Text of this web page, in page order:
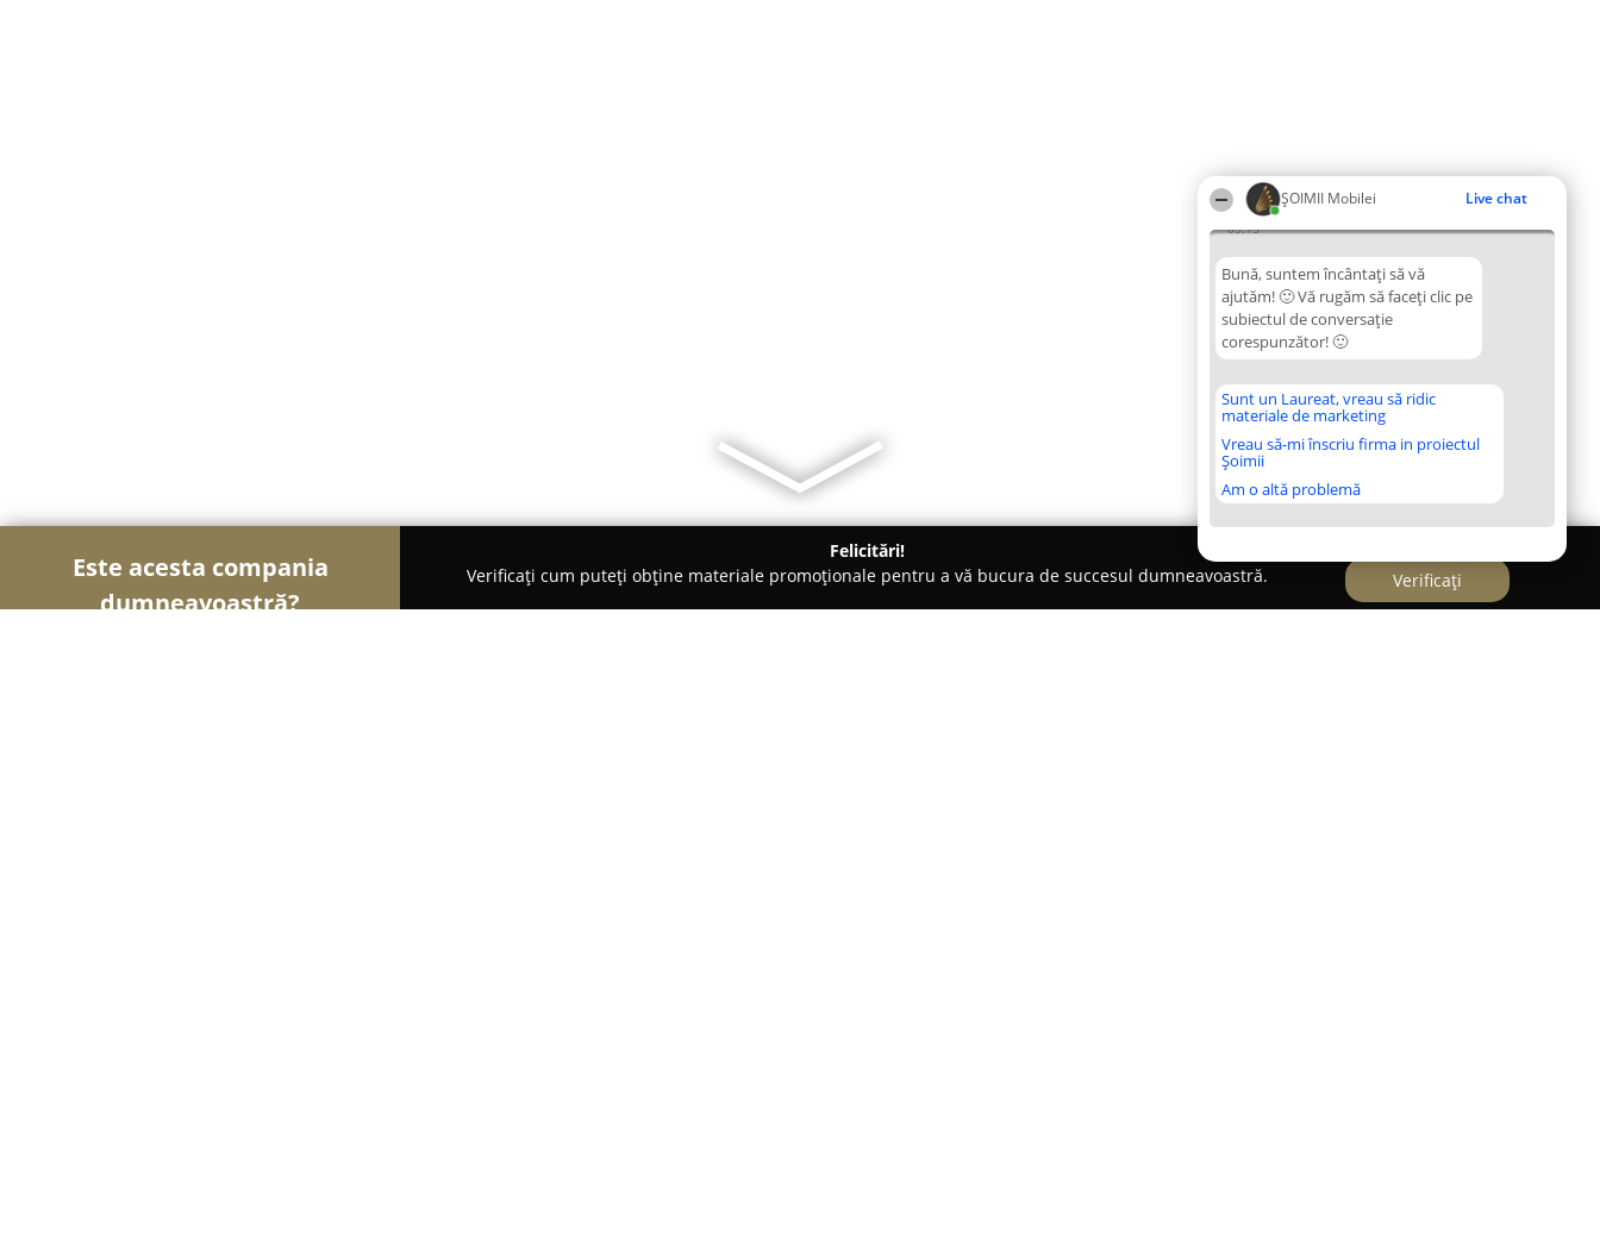
ȘOIMII Mobilei Live chat
03:13
Bună, suntem încântați să vă
ajutăm! 🙂 Vă rugăm să faceți clic pe
subiectul de conversație
corespunzător! 🙂
Sunt un Laureat, vreau să ridic
materiale de marketing
Vreau să-mi înscriu firma in proiectul
Șoimii
Am o altă problemă
Este acesta compania
dumneavoastră?
Felicitări!
Verificați cum puteți obține materiale promoționale pentru a vă bucura de succesul dumneavoastră.
Verificați